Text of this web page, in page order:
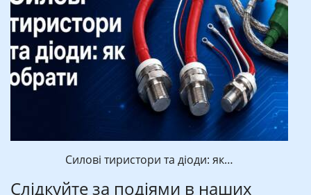
Силові тиристори та діоди: як…
Слідкуйте за подіями в наших